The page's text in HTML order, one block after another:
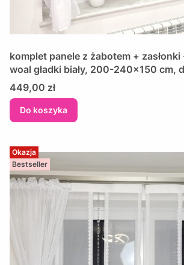
komplet panele z żabotem + zasłonki
woal gładki biały, 200-240x150 cm,
miedzianym wzorem
Cena
449,00 zł
Do koszyka
Okazja
Bestseller